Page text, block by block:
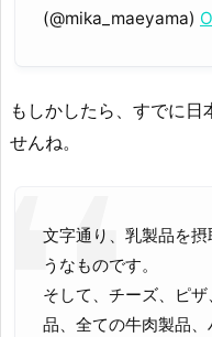
(@mika_maeyama)
もしかしたら、すでに日
せんね。
文字通り、乳製品を
うなものです。
そして、チーズ、ピ
品、全ての牛肉製品